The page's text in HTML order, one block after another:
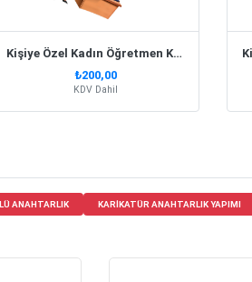
Kişiye Özel Kadın Öğretmen Karikatürlü Anahtarlık
₺200,00
KDV Dahil
ANAHTARLIK KARIKATÜR ANAHTARLIK YAPIMI